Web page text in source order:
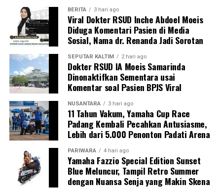
BERITA 3 hari ago
Viral Dokter RSUD Inche Abdoel Moeis
Diduga Komentari Pasien di Media
Sosial, Nama dr. Renanda Jadi Sorotan
SEPUTAR KALTIM 2 hari ago
Dokter RSUD IA Moeis Samarinda
Dinonaktifkan Sementara usai
Komentar soal Pasien BPJS Viral
NUSANTARA 3 hari ago
11 Tahun Vakum, Yamaha Cup Race
Padang Kembali Pecahkan Antusiasme,
Lebih dari 5.000 Penonton Padati Arena
PARIWARA 4 hari ago
Yamaha Fazzio Special Edition Sunset
Blue Meluncur, Tampil Retro Summer
dengan Nuansa Senja yang Makin Skena